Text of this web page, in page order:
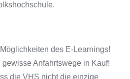
Netzwerk der
um Friedrichroda
der VHS
des E-Learnings!
Anfahrtswege in Kauf!
die VHS nicht die einzige